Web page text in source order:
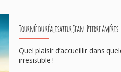
Tournée du réalisateur Jean-Pierre Améris
Quel plaisir d’accueillir dans
irrésistible !